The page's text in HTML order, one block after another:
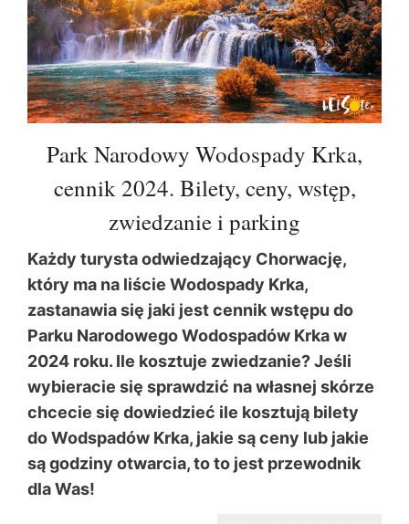
Park Narodowy Wodospady Krka,
cennik 2024. Bilety, ceny, wstęp,
zwiedzanie i parking
Każdy turysta odwiedzający Chorwację,
który ma na liście Wodospady Krka,
zastanawia się jaki jest cennik wstępu do
Parku Narodowego Wodospadów Krka w
2024 roku. Ile kosztuje zwiedzanie? Jeśli
wybieracie się sprawdzić na własnej skórze
chcecie się dowiedzieć ile kosztują bilety
do Wodspadów Krka, jakie są ceny lub jakie
są godziny otwarcia, to to jest przewodnik
dla Was!